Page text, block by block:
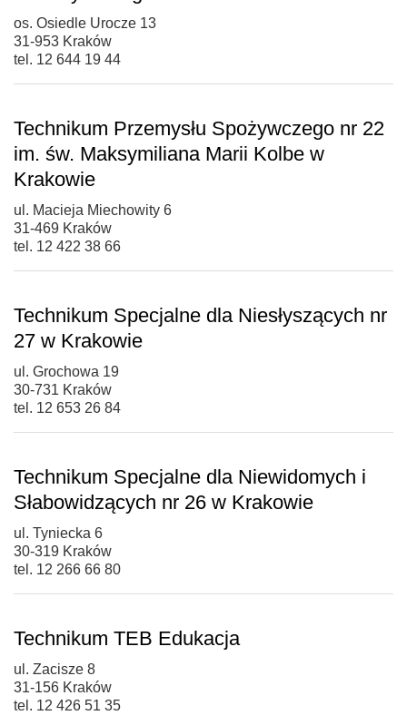
os. Osiedle Urocze 13
31-953 Kraków
tel. 12 644 19 44
Technikum Przemysłu Spożywczego nr 22
im. św. Maksymiliana Marii Kolbe w
Krakowie
ul. Macieja Miechowity 6
31-469 Kraków
tel. 12 422 38 66
Technikum Specjalne dla Niesłyszących nr
27 w Krakowie
ul. Grochowa 19
30-731 Kraków
tel. 12 653 26 84
Technikum Specjalne dla Niewidomych i
Słabowidzących nr 26 w Krakowie
ul. Tyniecka 6
30-319 Kraków
tel. 12 266 66 80
Technikum TEB Edukacja
ul. Zacisze 8
31-156 Kraków
tel. 12 426 51 35